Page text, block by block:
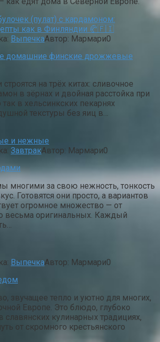
(пулат) с кардамоном:
как в Финляндии 🥐🇫🇮
ВыпечкаАвтор: Мармари0
на трёх китах: сливочное
в зёрнах и двойная расстойка при
так в хельсинкских пекарнях
текстуры без яиц в…
и нежные
ЗавтракАвтор: Мармари0
многими за свою нежность, тонкость
Готовятся они просто, а вариантов
огромное множество — от
весьма оригинальных. Каждый
ВыпечкаАвтор: Мармари0
звучащее тепло и уютно для многих,
Европе. Это блюдо, глубоко
славянских кулинарных традициях,
от скромного крестьянского